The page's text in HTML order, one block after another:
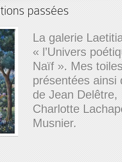
passées
La galerie
« l’Univers
Naïf ». Mes
présentées ainsi
de Jean
Charlotte
Musnier.